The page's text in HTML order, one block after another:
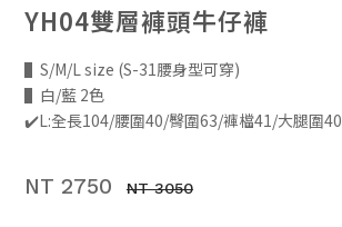
YH04雙層褲頭牛仔褲
▌S/M/L size (S-31腰身型可穿)
▌白/藍 2色
✔️L:全長104/腰圍40/臀圍63/褲檔41/大腿圍40
NT 2750 NT 3050